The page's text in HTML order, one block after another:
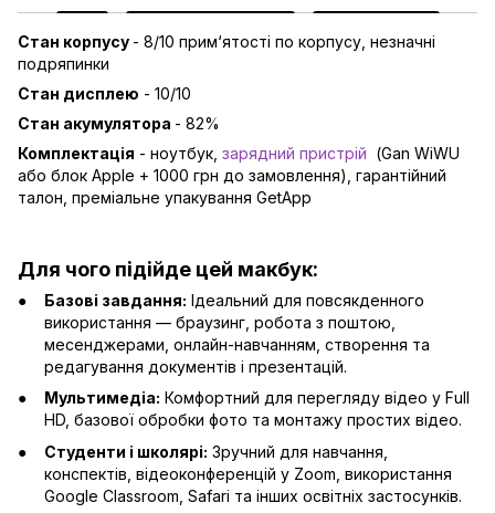
Стан корпусу - 8/10 прим‘ятості по корпусу, незначні
подряпинки
Стан дисплею - 10/10
Стан акумулятора - 82%
Комплектація - ноутбук, зарядний пристрій (Gan WiWU
або блок Apple + 1000 грн до замовлення), гарантійний
талон, преміальне упакування GetApp
Для чого підійде цей макбук:
Базові завдання: Ідеальний для повсякденного
використання — браузинг, робота з поштою,
месенджерами, онлайн-навчанням, створення та
редагування документів і презентацій.
Мультимедіа: Комфортний для перегляду відео у Full
HD, базової обробки фото та монтажу простих відео.
Студенти і школярі: Зручний для навчання,
конспектів, відеоконференцій у Zoom, використання
Google Classroom, Safari та інших освітніх застосунків.